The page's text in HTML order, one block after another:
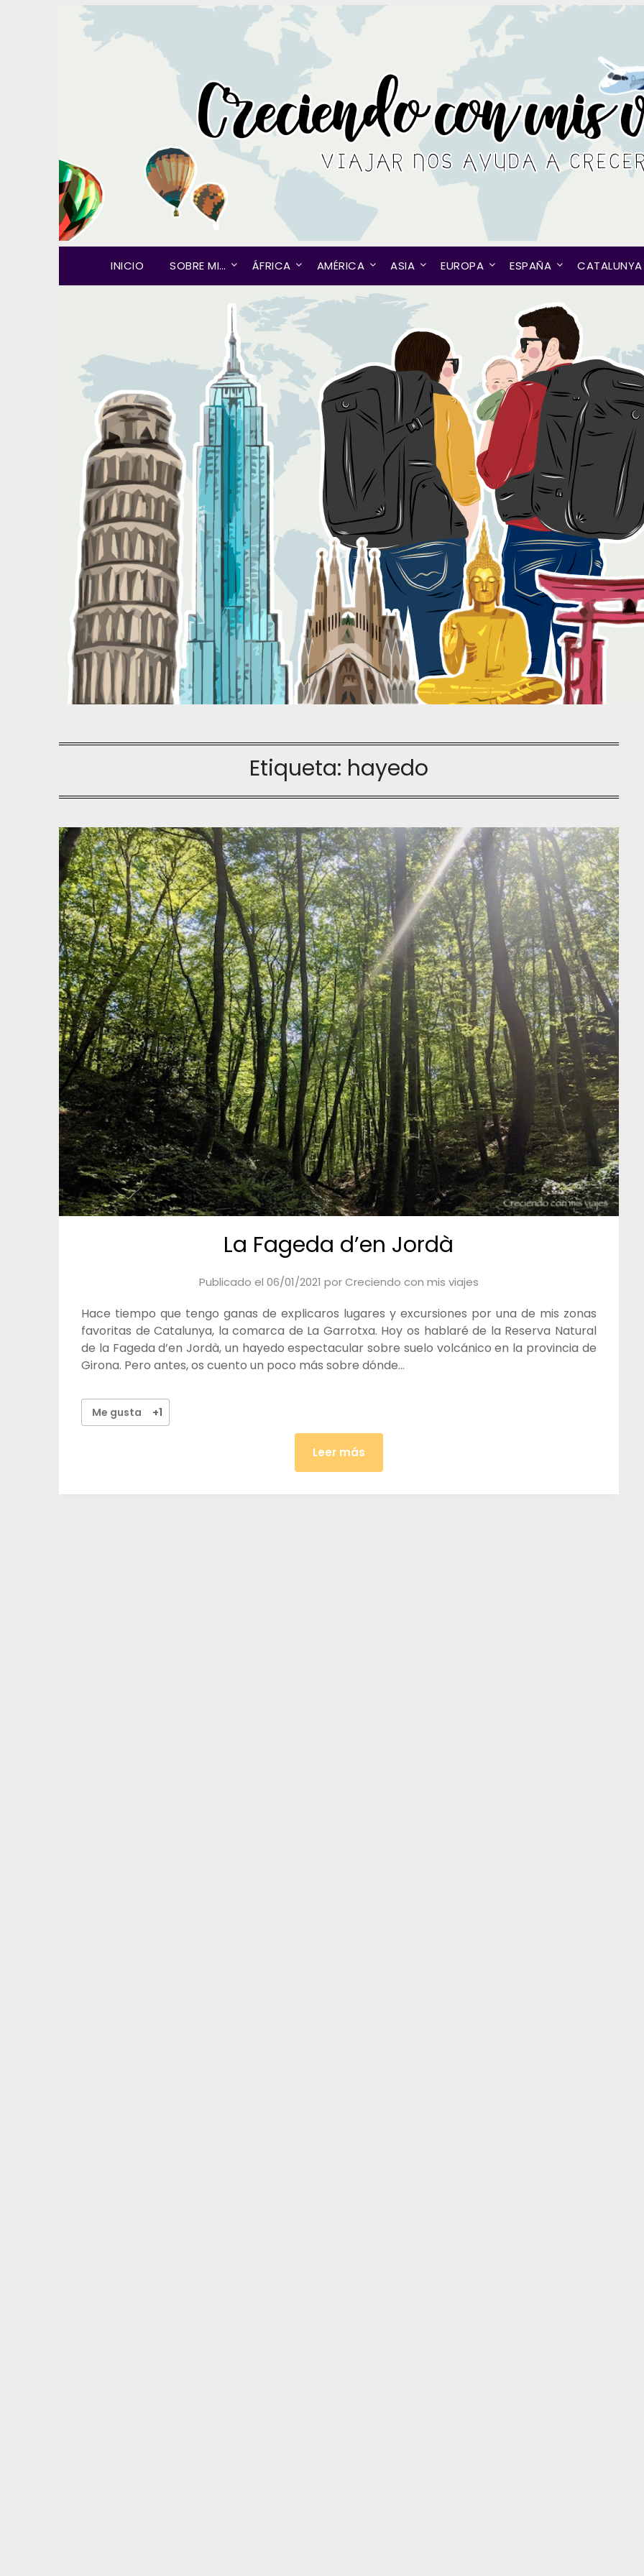
INICIO SOBRE MI… ÁFRICA AMÉRICA ASIA EUROPA ESPAÑA CATALUNYA
Etiqueta: hayedo
La Fageda d’en Jordà
Publicado el 06/01/2021 porCreciendo con mis viajes
Hace tiempo que tengo ganas de explicaros lugares y excursiones por una de mis zonas
favoritas de Catalunya, la comarca de La Garrotxa. Hoy os hablaré de la Reserva Natural
de la Fageda d’en Jordà, un hayedo espectacular sobre suelo volcánico en la provincia de
Girona. Pero antes, os cuento un poco más sobre dónde…
Me gusta +1
Leer más